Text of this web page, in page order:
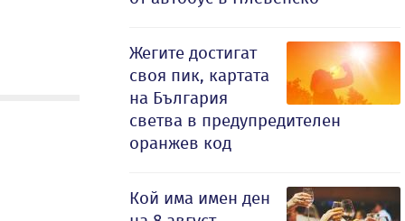
Жегите достигат
своя пик, картата
на България
светва в предупредителен
оранжев код
Кой има имен ден